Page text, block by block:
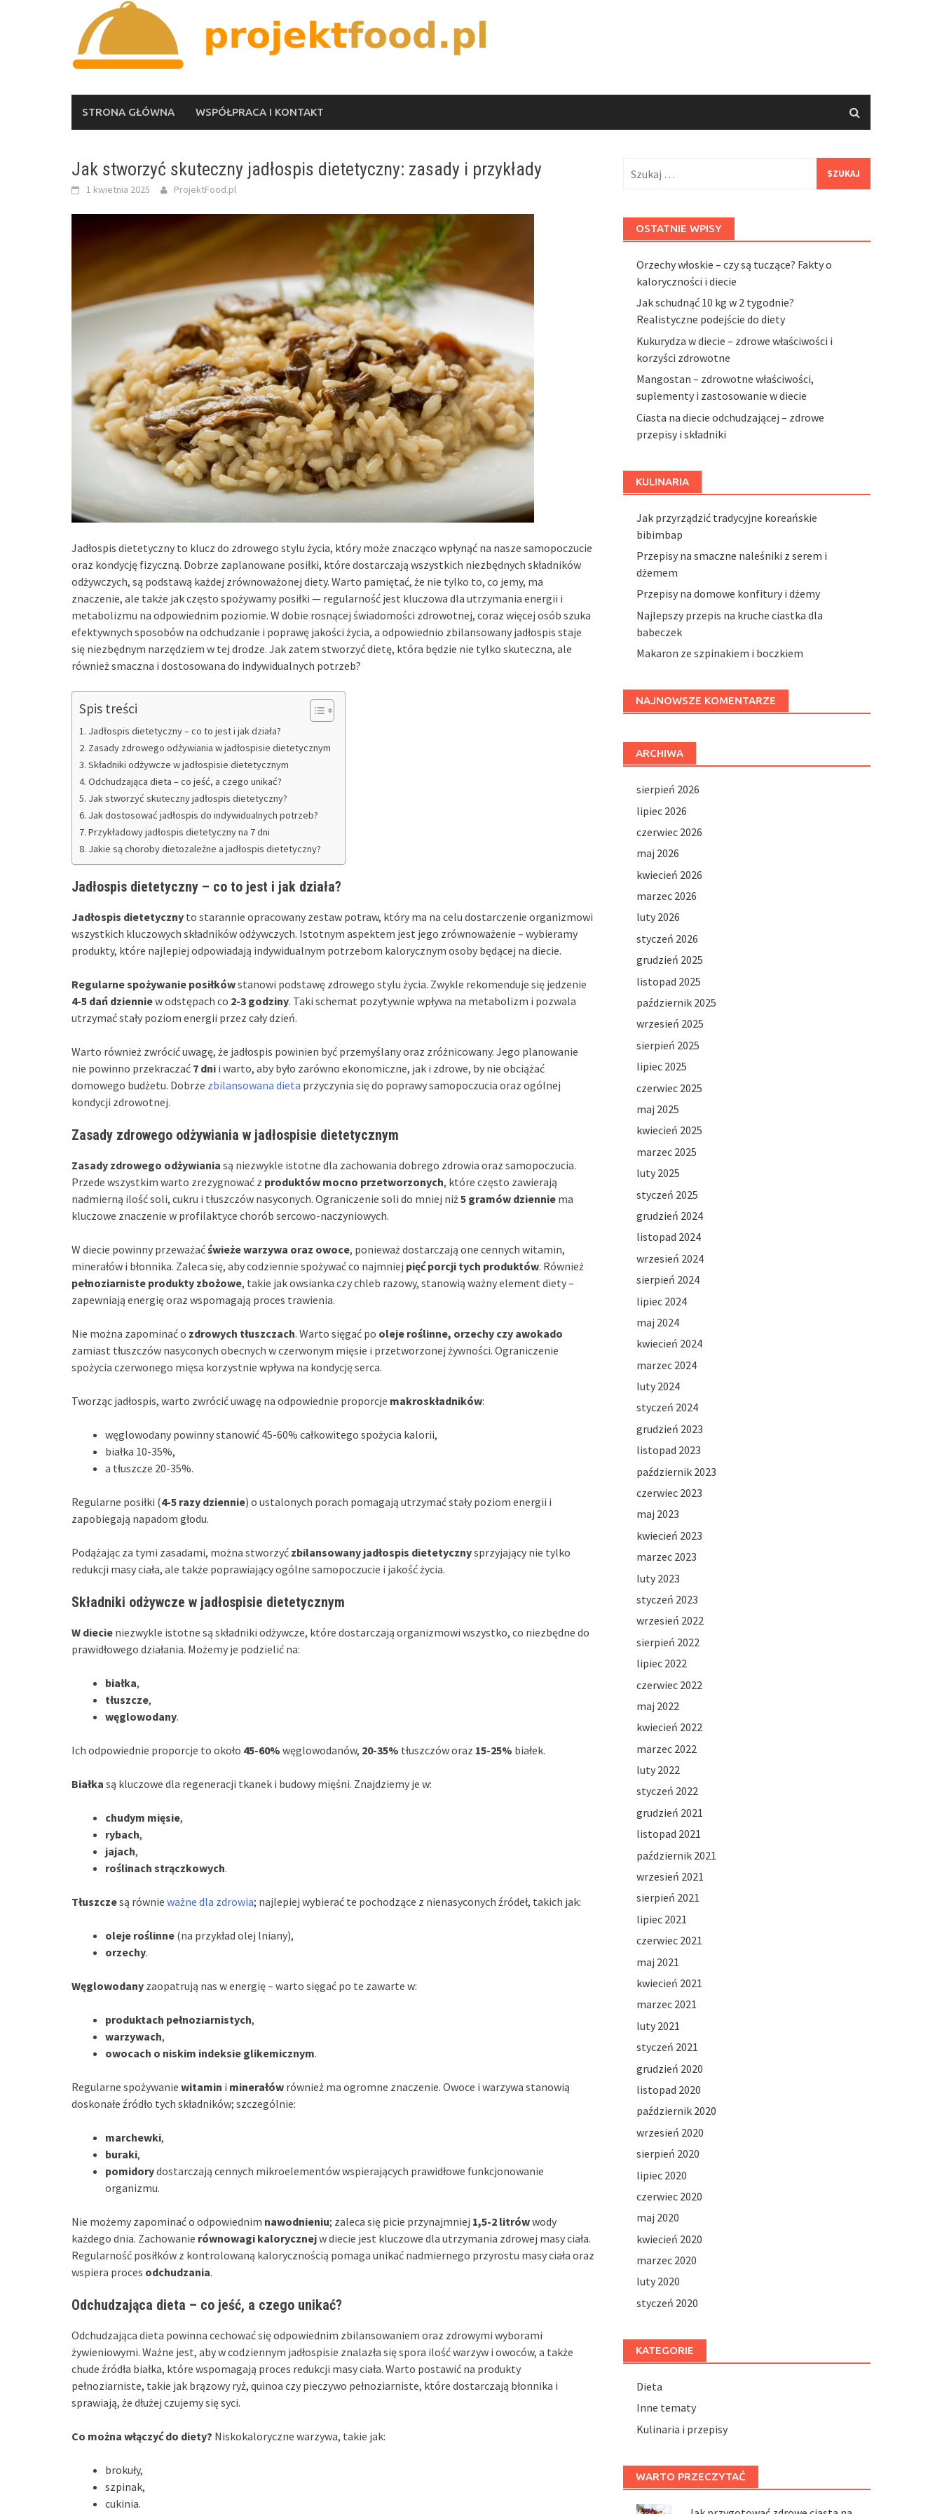
STRONA GŁÓWNA WSPÓŁPRACA I KONTAKT
Jak stworzyć skuteczny jadłospis dietetyczny: zasady i przykłady
1 kwietnia 2025 ProjektFood.pl
Jadłospis dietetyczny to klucz do zdrowego stylu życia, który może znacząco wpłynąć na nasze samopoczucie
oraz kondycję fizyczną. Dobrze zaplanowane posiłki, które dostarczają wszystkich niezbędnych składników
odżywczych, są podstawą każdej zrównoważonej diety. Warto pamiętać, że nie tylko to, co jemy, ma
znaczenie, ale także jak często spożywamy posiłki — regularność jest kluczowa dla utrzymania energii i
metabolizmu na odpowiednim poziomie. W dobie rosnącej świadomości zdrowotnej, coraz więcej osób szuka
efektywnych sposobów na odchudzanie i poprawę jakości życia, a odpowiednio zbilansowany jadłospis staje
się niezbędnym narzędziem w tej drodze. Jak zatem stworzyć dietę, która będzie nie tylko skuteczna, ale
również smaczna i dostosowana do indywidualnych potrzeb?
Spis treści
Jadłospis dietetyczny – co to jest i jak działa?
Zasady zdrowego odżywiania w jadłospisie dietetycznym
Składniki odżywcze w jadłospisie dietetycznym
Odchudzająca dieta – co jeść, a czego unikać?
Jak stworzyć skuteczny jadłospis dietetyczny?
Jak dostosować jadłospis do indywidualnych potrzeb?
Przykładowy jadłospis dietetyczny na 7 dni
Jakie są choroby dietozależne a jadłospis dietetyczny?
Jadłospis dietetyczny – co to jest i jak działa?
Jadłospis dietetyczny to starannie opracowany zestaw potraw, który ma na celu dostarczenie organizmowi
wszystkich kluczowych składników odżywczych. Istotnym aspektem jest jego zrównoważenie – wybieramy
produkty, które najlepiej odpowiadają indywidualnym potrzebom kalorycznym osoby będącej na diecie.
Regularne spożywanie posiłkówstanowi podstawę zdrowego stylu życia. Zwykle rekomenduje się jedzenie
4-5 dań dzienniew odstępach co 2-3 godziny. Taki schemat pozytywnie wpływa na metabolizm i pozwala
utrzymać stały poziom energii przez cały dzień.
Warto również zwrócić uwagę, że jadłospis powinien być przemyślany oraz zróżnicowany. Jego planowanie
nie powinno przekraczać 7 dni i warto, aby było zarówno ekonomiczne, jak i zdrowe, by nie obciążać
domowego budżetu. Dobrze zbilansowana dieta przyczynia się do poprawy samopoczucia oraz ogólnej
kondycji zdrowotnej.
Zasady zdrowego odżywiania w jadłospisie dietetycznym
Zasady zdrowego odżywiania są niezwykle istotne dla zachowania dobrego zdrowia oraz samopoczucia.
Przede wszystkim warto zrezygnować z produktów mocno przetworzonych, które często zawierają
nadmierną ilość soli, cukru i tłuszczów nasyconych. Ograniczenie soli do mniej niż5 gramów dziennie ma
kluczowe znaczenie w profilaktyce chorób sercowo-naczyniowych.
W diecie powinny przeważaćświeże warzywa oraz owoce, ponieważ dostarczają one cennych witamin,
minerałów i błonnika. Zaleca się, aby codziennie spożywać co najmniej pięć porcji tych produktów. Również
pełnoziarniste produkty zbożowe, takie jak owsianka czy chleb razowy, stanowią ważny element diety –
zapewniają energię oraz wspomagają proces trawienia.
Nie można zapominać o zdrowych tłuszczach. Warto sięgać po oleje roślinne, orzechy czy awokado
zamiast tłuszczów nasyconych obecnych w czerwonym mięsie i przetworzonej żywności. Ograniczenie
spożycia czerwonego mięsa korzystnie wpływa na kondycję serca.
Tworząc jadłospis, warto zwrócić uwagę na odpowiednie proporcje makroskładników:
węglowodany powinny stanowić 45-60% całkowitego spożycia kalorii,
białka 10-35%,
a tłuszcze 20-35%.
Regularne posiłki (4-5 razy dziennie) o ustalonych porach pomagają utrzymać stały poziom energii i
zapobiegają napadom głodu.
Podążając za tymi zasadami, można stworzyć zbilansowany jadłospis dietetycznysprzyjający nie tylko
redukcji masy ciała, ale także poprawiający ogólne samopoczucie i jakość życia.
Składniki odżywcze w jadłospisie dietetycznym
W diecie niezwykle istotne są składniki odżywcze, które dostarczają organizmowi wszystko, co niezbędne do
prawidłowego działania. Możemy je podzielić na:
białka,
tłuszcze,
węglowodany.
Ich odpowiednie proporcje to około 45-60% węglowodanów, 20-35% tłuszczów oraz 15-25% białek.
Białka są kluczowe dla regeneracji tkanek i budowy mięśni. Znajdziemy je w:
chudym mięsie,
rybach,
jajach,
roślinach strączkowych.
Tłuszczesą równie ważne dla zdrowia; najlepiej wybierać te pochodzące z nienasyconych źródeł, takich jak:
oleje roślinne (na przykład olej lniany),
orzechy.
Węglowodany zaopatrują nas w energię – warto sięgać po te zawarte w:
produktach pełnoziarnistych,
warzywach,
owocach o niskim indeksie glikemicznym.
Regularne spożywanie witamin i minerałów również ma ogromne znaczenie. Owoce i warzywa stanowią
doskonałe źródło tych składników; szczególnie:
marchewki,
buraki,
pomidorydostarczają cennych mikroelementów wspierających prawidłowe funkcjonowanie
organizmu.
Nie możemy zapominać o odpowiednim nawodnieniu; zaleca się picie przynajmniej 1,5-2 litrówwody
każdego dnia. Zachowanie równowagi kalorycznejw diecie jest kluczowe dla utrzymania zdrowej masy ciała.
Regularność posiłków z kontrolowaną kalorycznością pomaga unikać nadmiernego przyrostu masy ciała oraz
wspiera proces odchudzania.
Odchudzająca dieta – co jeść, a czego unikać?
Odchudzająca dieta powinna cechować się odpowiednim zbilansowaniem oraz zdrowymi wyborami
żywieniowymi. Ważne jest, aby w codziennym jadłospisie znalazła się spora ilość warzyw i owoców, a także
chude źródła białka, które wspomagają proces redukcji masy ciała. Warto postawić na produkty
pełnoziarniste, takie jak brązowy ryż, quinoa czy pieczywo pełnoziarniste, które dostarczają błonnika i
sprawiają, że dłużej czujemy się syci.
Co można włączyć do diety? Niskokaloryczne warzywa, takie jak:
brokuły,
szpinak,
cukinia.
OSTATNIE WPISY
Orzechy włoskie – czy są tuczące? Fakty o
kaloryczności i diecie
Jak schudnąć 10 kg w 2 tygodnie?
Realistyczne podejście do diety
Kukurydza w diecie – zdrowe właściwości i
korzyści zdrowotne
Mangostan – zdrowotne właściwości,
suplementy i zastosowanie w diecie
Ciasta na diecie odchudzającej – zdrowe
przepisy i składniki
KULINARIA
Jak przyrządzić tradycyjne koreańskie
bibimbap
Przepisy na smaczne naleśniki z serem i
dżemem
Przepisy na domowe konfitury i dżemy
Najlepszy przepis na kruche ciastka dla
babeczek
Makaron ze szpinakiem i boczkiem
NAJNOWSZE KOMENTARZE
ARCHIWA
sierpień 2026
lipiec 2026
czerwiec 2026
maj 2026
kwiecień 2026
marzec 2026
luty 2026
styczeń 2026
grudzień 2025
listopad 2025
październik 2025
wrzesień 2025
sierpień 2025
lipiec 2025
czerwiec 2025
maj 2025
kwiecień 2025
marzec 2025
luty 2025
styczeń 2025
grudzień 2024
listopad 2024
wrzesień 2024
sierpień 2024
lipiec 2024
maj 2024
kwiecień 2024
marzec 2024
luty 2024
styczeń 2024
grudzień 2023
listopad 2023
październik 2023
czerwiec 2023
maj 2023
kwiecień 2023
marzec 2023
luty 2023
styczeń 2023
wrzesień 2022
sierpień 2022
lipiec 2022
czerwiec 2022
maj 2022
kwiecień 2022
marzec 2022
luty 2022
styczeń 2022
grudzień 2021
listopad 2021
październik 2021
wrzesień 2021
sierpień 2021
lipiec 2021
czerwiec 2021
maj 2021
kwiecień 2021
marzec 2021
luty 2021
styczeń 2021
grudzień 2020
listopad 2020
październik 2020
wrzesień 2020
sierpień 2020
lipiec 2020
czerwiec 2020
maj 2020
kwiecień 2020
marzec 2020
luty 2020
styczeń 2020
KATEGORIE
Dieta
Inne tematy
Kulinaria i przepisy
WARTO PRZECZYTAĆ